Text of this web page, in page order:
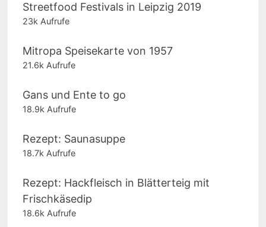
Streetfood Festivals in Leipzig 2019
23k Aufrufe
Mitropa Speisekarte von 1957
21.6k Aufrufe
Gans und Ente to go
18.9k Aufrufe
Rezept: Saunasuppe
18.7k Aufrufe
Rezept: Hackfleisch in Blätterteig mit
Frischkäsedip
18.6k Aufrufe